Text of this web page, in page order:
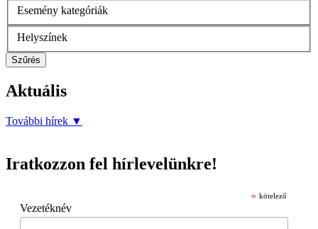
Esemény kategóriák
Helyszínek
Szűrés
Aktuális
További hírek ▼
Iratkozzon fel hírlevelünkre!
* kötelező
Vezetéknév